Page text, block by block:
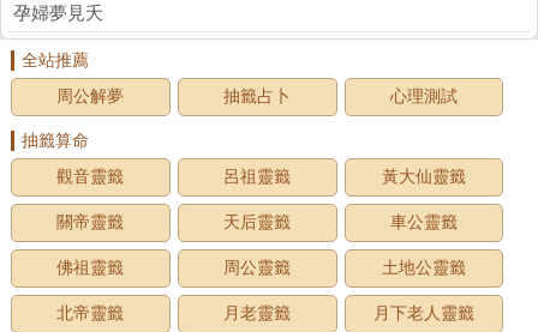
孕婦夢見夭
全站推薦
周公解夢
抽籤占卜 心理測試
抽籤算命
觀音靈籤
呂祖靈籤 黃大仙靈籤
關帝靈籤 天后靈籤 車公靈籤
佛祖靈籤 周公靈籤 土地公靈籤
北帝靈籤 月老靈籤 月下老人靈籤